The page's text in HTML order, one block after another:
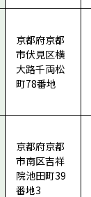
京都府京都
市伏見区横
大路千両松
町78番地
京都府京都
市南区吉祥
院池田町39
番地3